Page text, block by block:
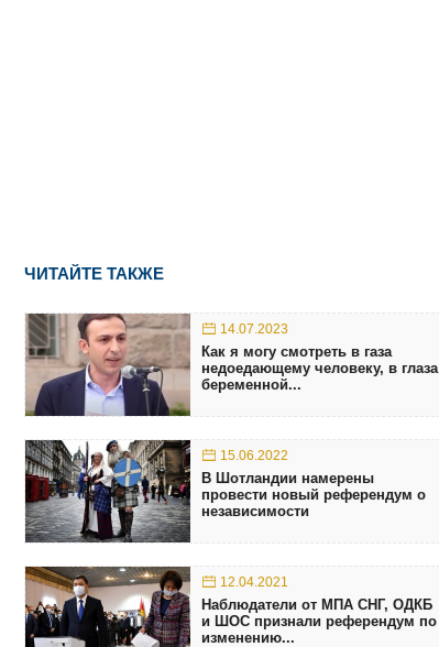
ЧИТАЙТЕ ТАКЖЕ
14.07.2023
Как я могу смотреть в газа
недоедающему человеку, в глаза
беременной...
15.06.2022
В Шотландии намерены
провести новый референдум о
независимости
12.04.2021
Наблюдатели от МПА СНГ, ОДКБ
и ШОС признали референдум по
изменению...